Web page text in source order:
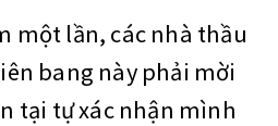
một lần, các nhà thầu
bang này phải mời
tại tự xác nhận mình